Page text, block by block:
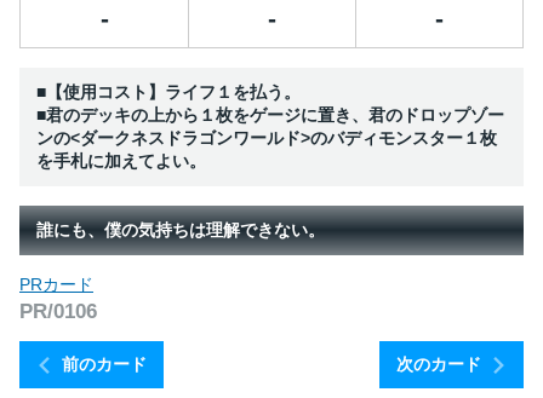
- - -
■【使用コスト】ライフ１を払う。
■君のデッキの上から１枚をゲージに置き、君のドロップゾー
ンの<ダークネスドラゴンワールド>のバディモンスター１枚
を手札に加えてよい。
誰にも、僕の気持ちは理解できない。
前のカード
PRカード
PR/0106
次のカード